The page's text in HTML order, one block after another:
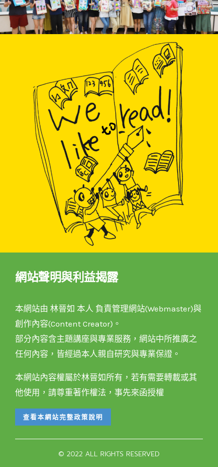
網站聲明與利益揭露
本網站由 林晉如 本人 負責管理網站(Webmaster)與
創作內容(Content Creator)。
部分內容含主題講座與專業服務，網站中所推廣之
任何內容，皆經過本人親自研究與專業保證。
本網站內容權屬於林晉如所有，若有需要轉載或其
他使用，請尊重著作權法，事先來函授權
查看本網站完整政策說明
© 2022 ALL RIGHTS RESERVED​